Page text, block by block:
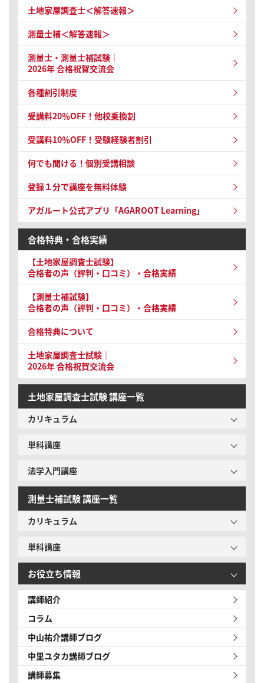
土地家屋調査士＜解答速報＞
測量士補＜解答速報＞
測量士・測量士補試験｜
2026年 合格祝賀交流会
各種割引制度
受講料20％OFF！他校乗換割
受講料10％OFF！受験経験者割引
何でも聞ける！個別受講相談
登録１分で講座を無料体験
アガルート公式アプリ「AGAROOT Learning」
合格特典・合格実績
【土地家屋調査士試験】
合格者の声（評判・口コミ）・合格実績
【測量士補試験】
合格者の声（評判・口コミ）・合格実績
合格特典について
土地家屋調査士試験｜
2026年 合格祝賀交流会
土地家屋調査士試験 講座一覧
カリキュラム
単科講座
法学入門講座
測量士補試験 講座一覧
カリキュラム
単科講座
お役立ち情報
講師紹介
コラム
中山祐介講師ブログ
中里ユタカ講師ブログ
講師募集